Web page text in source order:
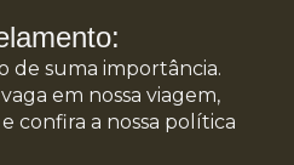
de suma importância.
em nossa viagem,
confira a nossa política